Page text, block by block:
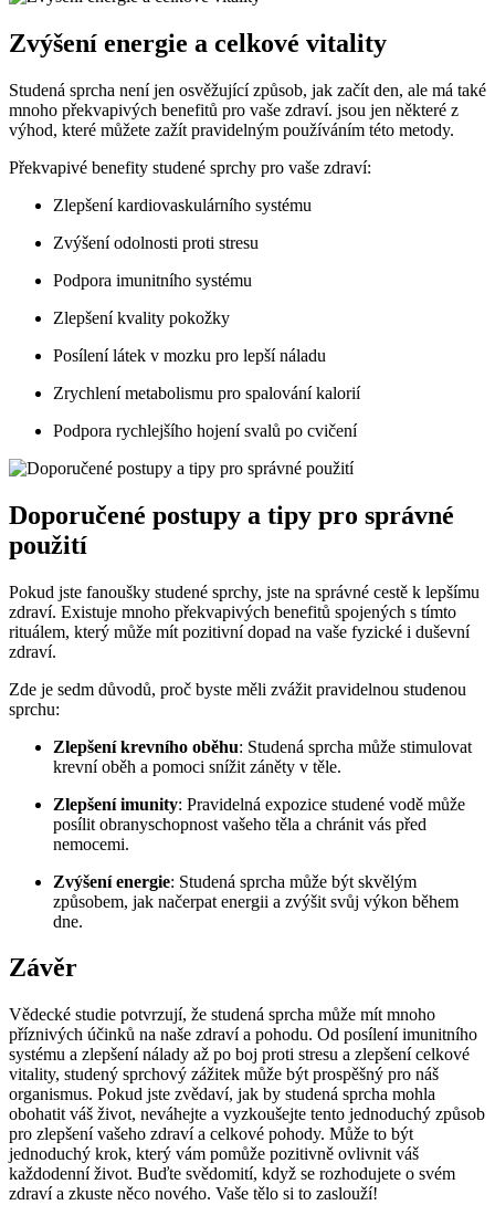
Zvýšení energie a celkové vitality
Studená sprcha není jen osvěžující způsob, jak začít den, ale má také
mnoho překvapivých benefitů pro vaše zdraví. jsou jen některé z
výhod, které můžete zažít pravidelným používáním této metody.
Překvapivé benefity studené sprchy pro vaše zdraví:
Zlepšení kardiovaskulárního systému
Zvýšení odolnosti proti stresu
Podpora imunitního systému
Zlepšení kvality pokožky
Posílení látek v mozku pro lepší náladu
Zrychlení metabolismu pro spalování kalorií
Podpora rychlejšího hojení svalů po cvičení
Doporučené postupy a tipy pro správné
použití
Pokud jste fanoušky studené sprchy, jste na správné cestě k lepšímu
zdraví. Existuje mnoho překvapivých benefitů spojených s tímto
rituálem, který může mít pozitivní dopad na vaše fyzické i duševní
zdraví.
Zde je sedm důvodů, proč byste měli zvážit pravidelnou studenou
sprchu:
Zlepšení krevního oběhu: Studená sprcha může stimulovat
krevní oběh a pomoci snížit záněty v těle.
Zlepšení imunity: Pravidelná expozice studené vodě může
posílit obranyschopnost vašeho těla a chránit vás před
nemocemi.
Zvýšení energie: Studená sprcha může být skvělým
způsobem, jak načerpat energii a zvýšit svůj výkon během
dne.
Závěr
Vědecké studie potvrzují, že studená sprcha může mít mnoho
příznivých účinků na naše zdraví a pohodu. Od posílení imunitního
systému a zlepšení nálady až po boj proti stresu a zlepšení celkové
vitality, studený sprchový zážitek může být prospěšný pro náš
organismus. Pokud jste zvědaví, jak by studená sprcha mohla
obohatit váš život, neváhejte a vyzkoušejte tento jednoduchý způsob
pro zlepšení vašeho zdraví a celkové pohody. Může to být
jednoduchý krok, který vám pomůže pozitivně ovlivnit váš
každodenní život. Buďte svědomití, když se rozhodujete o svém
zdraví a zkuste něco nového. Vaše tělo si to zaslouží!